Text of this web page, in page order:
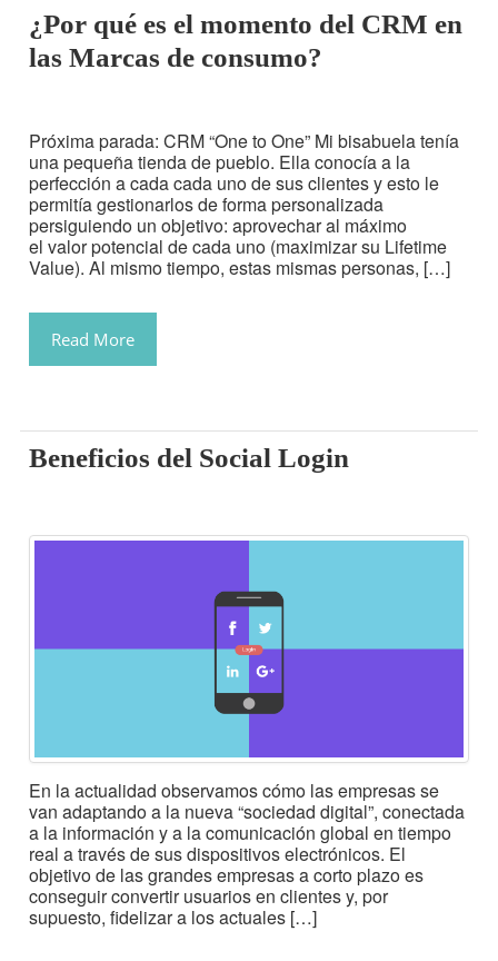
¿Por qué es el momento del CRM en
las Marcas de consumo?
Próxima parada: CRM “One to One” Mi bisabuela tenía
una pequeña tienda de pueblo. Ella conocía a la
perfección a cada cada uno de sus clientes y esto le
permitía gestionarlos de forma personalizada
persiguiendo un objetivo: aprovechar al máximo
el valor potencial de cada uno (maximizar su Lifetime
Value). Al mismo tiempo, estas mismas personas, […]
Read More
Beneficios del Social Login
En la actualidad observamos cómo las empresas se
van adaptando a la nueva “sociedad digital”, conectada
a la información y a la comunicación global en tiempo
real a través de sus dispositivos electrónicos. El
objetivo de las grandes empresas a corto plazo es
conseguir convertir usuarios en clientes y, por
supuesto, fidelizar a los actuales […]